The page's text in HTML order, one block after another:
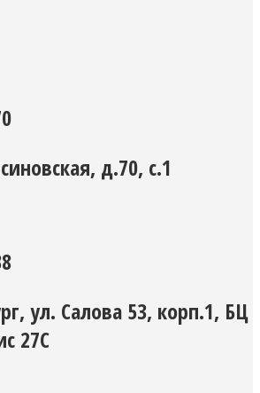
д.70, с.1
ул. Салова 53, корп.1, БЦ
27С